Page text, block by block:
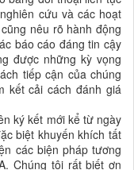
cứu và các hoạt
nêu rõ hành động
báo cáo đáng tin cậy
được những kỳ vọng
tiếp cận của chúng
kết cải cách đánh giá
ký kết mới kể từ ngày
biệt khuyến khích tất
các biện pháp tương
Chúng tôi rất biết ơn